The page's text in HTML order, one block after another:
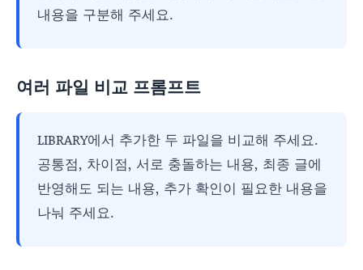
내용을 구분해 주세요.
여러 파일 비교 프롬프트
LIBRARY에서 추가한 두 파일을 비교해 주세요.
공통점, 차이점, 서로 충돌하는 내용, 최종 글에
반영해도 되는 내용, 추가 확인이 필요한 내용을
나눠 주세요.